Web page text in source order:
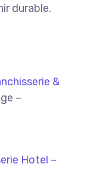
durable.
&
–
Hotel –